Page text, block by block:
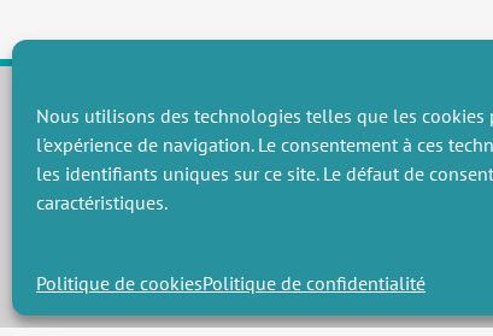
Nous utilisons des technologies telles que les
l'expérience de navigation. Le consentement à ces
les identifiants uniques sur ce site. Le défaut de
caractéristiques.
Politique de cookiesPolitique de confidentialité
CHAMPS THÉMATIQUES
Préservation des ressources naturelles et de la biodiversité
Vers une gouvernance environnementale efficace et équitable